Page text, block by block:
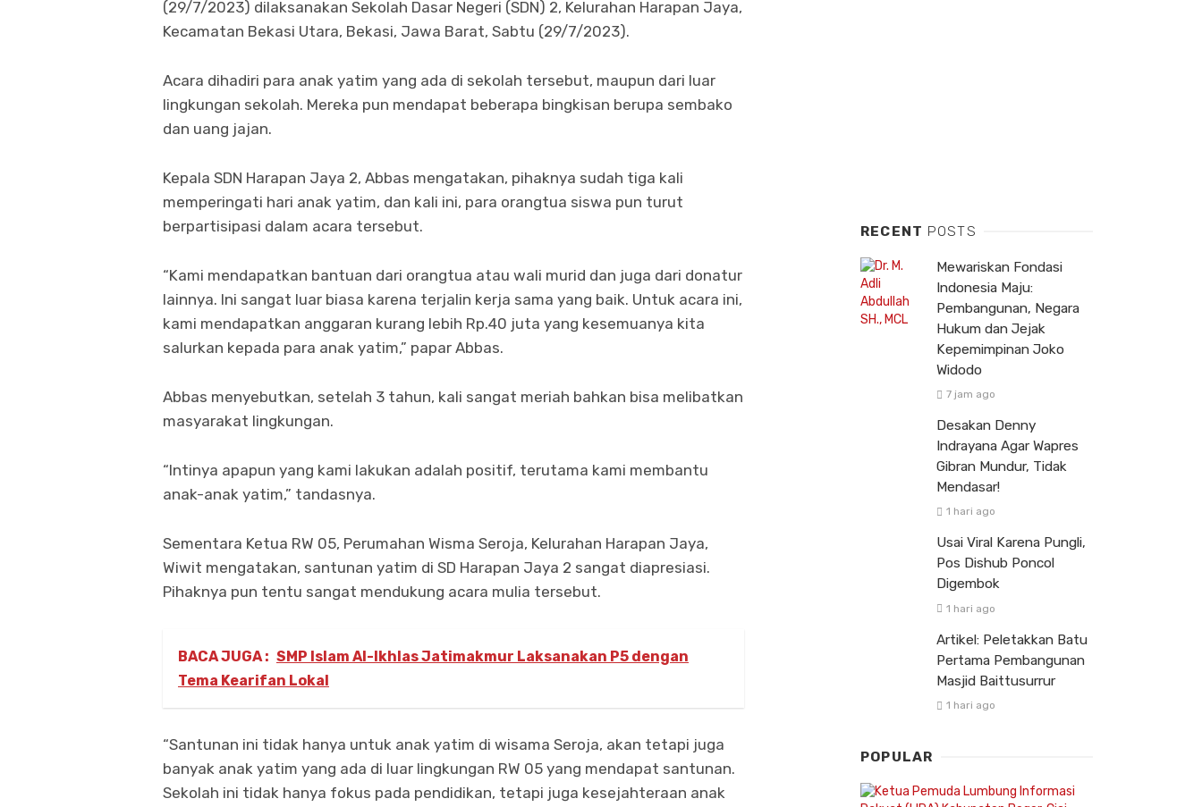
(29/7/2023) dilaksanakan Sekolah Dasar Negeri (SDN) 2, Kelurahan Harapan Jaya,
Kecamatan Bekasi Utara, Bekasi, Jawa Barat, Sabtu (29/7/2023).
Acara dihadiri para anak yatim yang ada di sekolah tersebut, maupun dari luar
lingkungan sekolah. Mereka pun mendapat beberapa bingkisan berupa sembako
dan uang jajan.
Kepala SDN Harapan Jaya 2, Abbas mengatakan, pihaknya sudah tiga kali
memperingati hari anak yatim, dan kali ini, para orangtua siswa pun turut
berpartisipasi dalam acara tersebut.
“Kami mendapatkan bantuan dari orangtua atau wali murid dan juga dari donatur
lainnya. Ini sangat luar biasa karena terjalin kerja sama yang baik. Untuk acara ini,
kami mendapatkan anggaran kurang lebih Rp.40 juta yang kesemuanya kita
salurkan kepada para anak yatim,” papar Abbas.
Abbas menyebutkan, setelah 3 tahun, kali sangat meriah bahkan bisa melibatkan
masyarakat lingkungan.
“Intinya apapun yang kami lakukan adalah positif, terutama kami membantu
anak-anak yatim,” tandasnya.
Sementara Ketua RW 05, Perumahan Wisma Seroja, Kelurahan Harapan Jaya,
Wiwit mengatakan, santunan yatim di SD Harapan Jaya 2 sangat diapresiasi.
Pihaknya pun tentu sangat mendukung acara mulia tersebut.
BACA JUGA : SMP Islam Al-Ikhlas Jatimakmur Laksanakan P5 dengan
Tema Kearifan Lokal
“Santunan ini tidak hanya untuk anak yatim di wisama Seroja, akan tetapi juga
banyak anak yatim yang ada di luar lingkungan RW 05 yang mendapat santunan.
Sekolah ini tidak hanya fokus pada pendidikan, tetapi juga kesejahteraan anak
RECENT POSTS
Mewariskan Fondasi
Indonesia Maju:
Pembangunan, Negara
Hukum dan Jejak
Kepemimpinan Joko
Widodo
7 jam ago
Desakan Denny
Indrayana Agar Wapres
Gibran Mundur, Tidak
Mendasar!
1 hari ago
Usai Viral Karena Pungli,
Pos Dishub Poncol
Digembok
1 hari ago
Artikel: Peletakkan Batu
Pertama Pembangunan
Masjid Baittusurrur
1 hari ago
POPULAR